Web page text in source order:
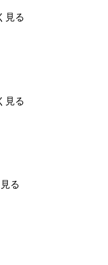
見る
見る
る